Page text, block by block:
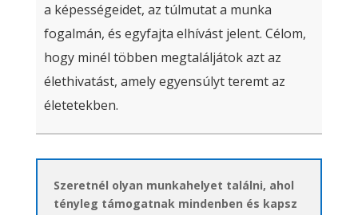
a képességeidet, az túlmutat a munka
fogalmán, és egyfajta elhívást jelent. Célom,
hogy minél többen megtaláljátok azt az
élethivatást, amely egyensúlyt teremt az
életetekben.
Szeretnél olyan munkahelyet találni, ahol
tényleg támogatnak mindenben és kapsz